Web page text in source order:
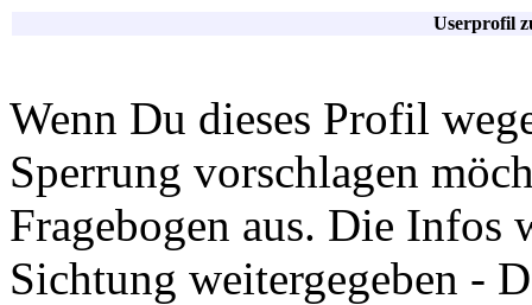
Userprofil
Wenn Du dieses Profil
Sperrung vorschlagen
Fragebogen aus. Die Infos
Sichtung weitergegeben -